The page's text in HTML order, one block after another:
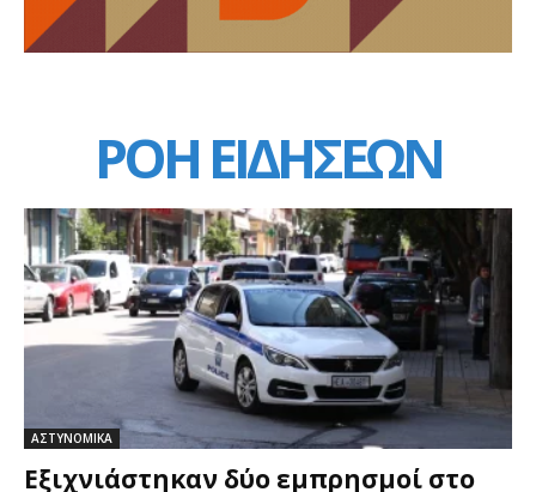
ΡΟΗ ΕΙΔΗΣΕΩΝ
ΑΣΤΥΝΟΜΙΚΑ
Εξιχνιάστηκαν δύο εμπρησμοί στο